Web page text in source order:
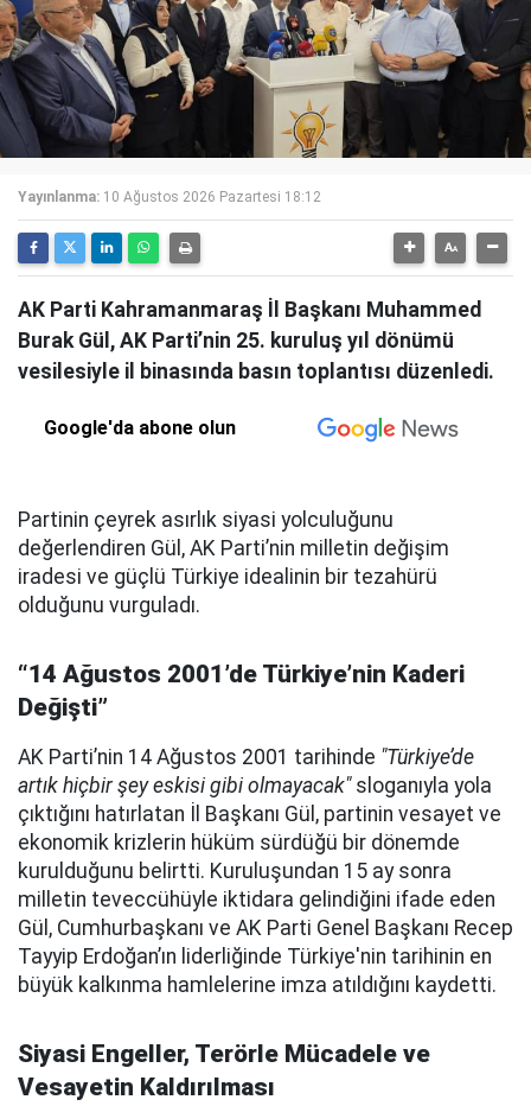
Yayınlanma: 10 Ağustos 2026 Pazartesi 18:12
AK Parti Kahramanmaraş İl Başkanı Muhammed
Burak Gül, AK Parti’nin 25. kuruluş yıl dönümü
vesilesiyle il binasında basın toplantısı düzenledi.
Google'da abone olun
Partinin çeyrek asırlık siyasi yolculuğunu
değerlendiren Gül, AK Parti’nin milletin değişim
iradesi ve güçlü Türkiye idealinin bir tezahürü
olduğunu vurguladı.
“14 Ağustos 2001’de Türkiye’nin Kaderi
Değişti”
AK Parti’nin 14 Ağustos 2001 tarihinde "Türkiye’de
artık hiçbir şey eskisi gibi olmayacak"sloganıyla yola
çıktığını hatırlatan İl Başkanı Gül, partinin vesayet ve
ekonomik krizlerin hüküm sürdüğü bir dönemde
kurulduğunu belirtti. Kuruluşundan 15 ay sonra
milletin teveccühüyle iktidara gelindiğini ifade eden
Gül, Cumhurbaşkanı ve AK Parti Genel Başkanı Recep
Tayyip Erdoğan’ın liderliğinde Türkiye'nin tarihinin en
büyük kalkınma hamlelerine imza atıldığını kaydetti.
Siyasi Engeller, Terörle Mücadele ve
Vesayetin Kaldırılması